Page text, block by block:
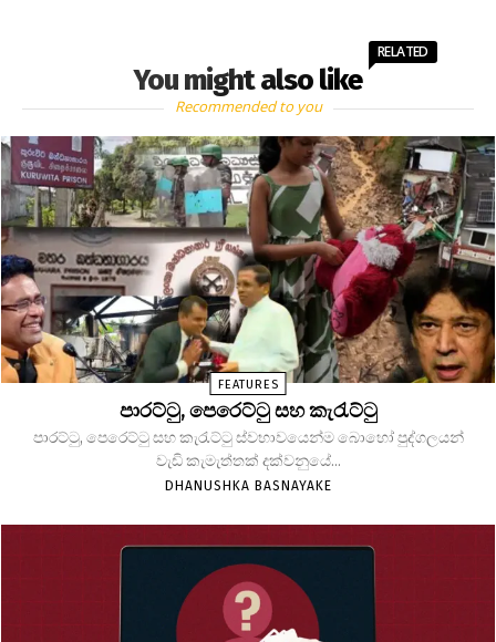
You might also like
RELATED
Recommended to you
FEATURES
පාරට්ටු, පෙරෙට්ටු සහ කැරැට්ටු
පාරට්ටු, පෙරෙට්ටු සහ කැරැට්ටු ස්වභාවයෙන්ම බොහෝ පුද්ගලයන්
වැඩි කැමැත්තක් දක්වනුයේ...
DHANUSHKA BASNAYAKE